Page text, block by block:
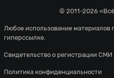
© 2011-2026
Любое использование материалов
гиперссылке.
Свидетельство о регистрации
Политика конфиденциальности